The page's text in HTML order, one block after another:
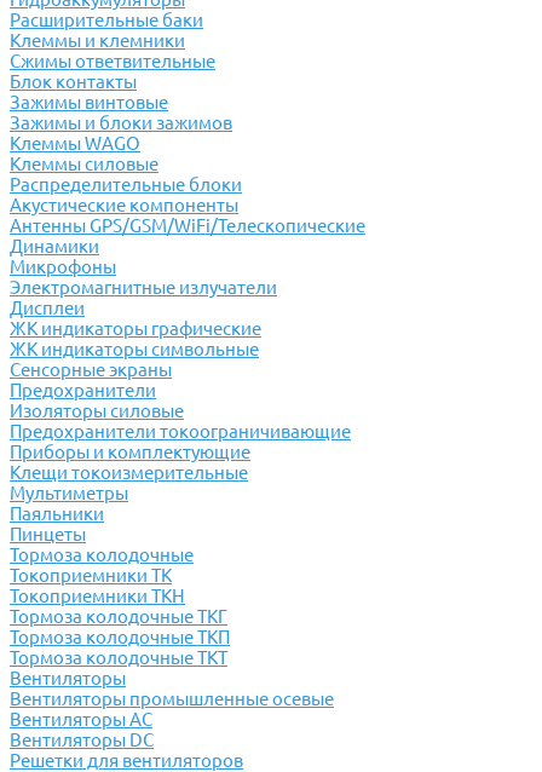
Расширительные баки
Клеммы и клемники
Cжимы ответвительные
Блок контакты
Зажимы винтовые
Зажимы и блоки зажимов
Клеммы WAGO
Клеммы силовые
Распределительные блоки
Акустические компоненты
Антенны GPS/GSM/WiFi/Телескопические
Динамики
Микрофоны
Электромагнитные излучатели
Дисплеи
ЖК индикаторы графические
ЖК индикаторы символьные
Сенсорные экраны
Предохранители
Изоляторы силовые
Предохранители токоограничивающие
Приборы и комплектующие
Клещи токоизмерительные
Мультиметры
Паяльники
Пинцеты
Тормоза колодочные
Токоприемники ТК
Токоприемники ТКН
Тормоза колодочные ТКГ
Тормоза колодочные ТКП
Тормоза колодочные ТКТ
Вентиляторы
Вентиляторы промышленные осевые
Вентиляторы АС
Вентиляторы DC
Решетки для вентиляторов